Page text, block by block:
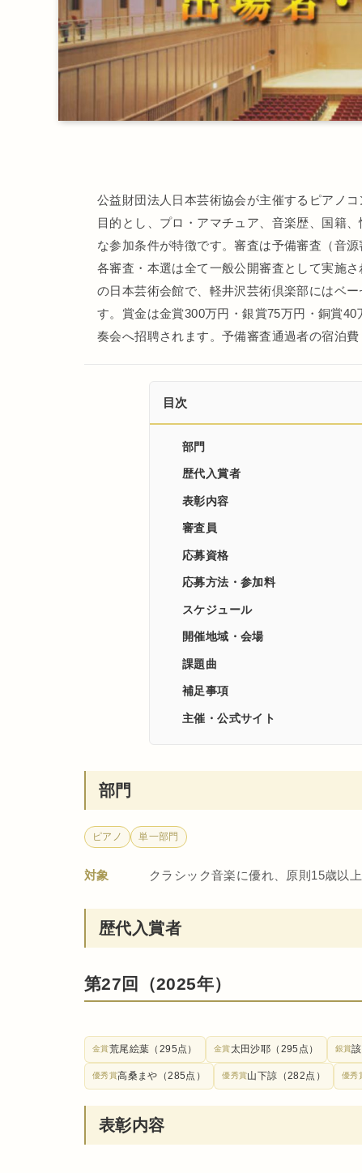
公益財団法人日本芸術協会が主催するピアノ
目的とし、プロ・アマチュア、音楽歴、国籍
な参加条件が特徴です。審査は予備審査（音
各審査・本選は全て一般公開審査として実施
の日本芸術会館で、軽井沢芸術倶楽部にはベ
す。賞金は金賞300万円・銀賞75万円・銅賞
奏会へ招聘されます。予備審査通過者の宿泊
目次
部門
歴代入賞者
表彰内容
審査員
応募資格
応募方法・参加料
スケジュール
開催地域・会場
課題曲
補足事項
主催・公式サイト
部門
ピアノ 単一部門
対象 クラシック音楽に優れ、原則15歳以
歴代入賞者
第27回（2025年）
金賞荒尾絵葉（295点） 金賞太田沙耶（295点） 銀賞
優秀賞高桑まや（285点） 優秀賞山下諒（282点） 優秀
表彰内容